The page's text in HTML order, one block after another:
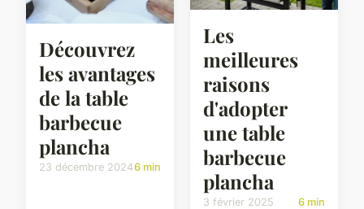
Découvrez
les avantages
de la table
barbecue
plancha
23 décembre 20246 min
Les
meilleures
raisons
d'adopter
une table
barbecue
plancha
3 février 2025 6 min